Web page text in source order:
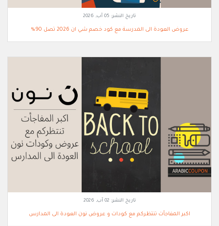
تاريخ النشر: 05 آب, 2026
عروض العودة الى المدرسة مع كود خصم شي ان 2026 تصل 90%
تاريخ النشر: 02 آب, 2026
اكبر المفاجأت تنتظركم مع كودات و عروض نون العودة الى المدارس